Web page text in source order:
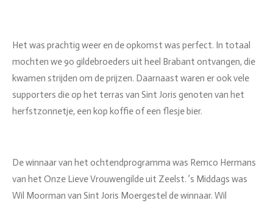
Het was prachtig weer en de opkomst was perfect. In totaal
mochten we 90 gildebroeders uit heel Brabant ontvangen, die
kwamen strijden om de prijzen. Daarnaast waren er ook vele
supporters die op het terras van Sint Joris genoten van het
herfstzonnetje, een kop koffie of een flesje bier.
De winnaar van het ochtendprogramma was Remco Hermans
van het Onze Lieve Vrouwengilde uit Zeelst. ’s Middags was
Wil Moorman van Sint Joris Moergestel de winnaar. Wil